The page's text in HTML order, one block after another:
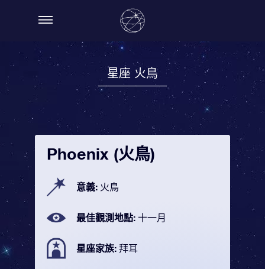
星座 火鳥
Phoenix (火鳥)
意義: 火鳥
最佳觀測地點: 十一月
星座家族: 拜耳